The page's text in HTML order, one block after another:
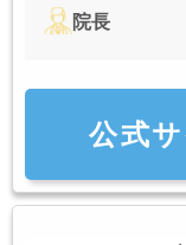
院長
公式